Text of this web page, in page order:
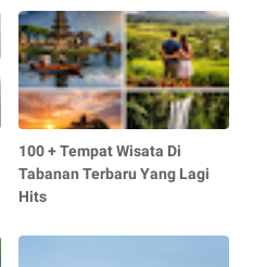
100 + Tempat Wisata Di
Tabanan Terbaru Yang Lagi
Hits